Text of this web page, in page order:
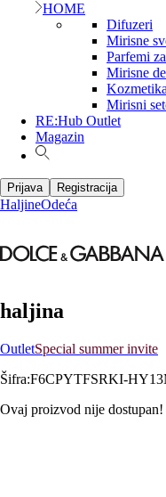
HOME
Difuzeri
Mirisne
Parfemi
Mirisne
Kozmetika
Mirisni
RE:Hub Outlet
Magazin
Prijava Registracija
HaljineOdeća
haljina
OutletSpecial summer invite
Šifra:F6CPYTFSRKI-
Ovaj proizvod nije dostupan!